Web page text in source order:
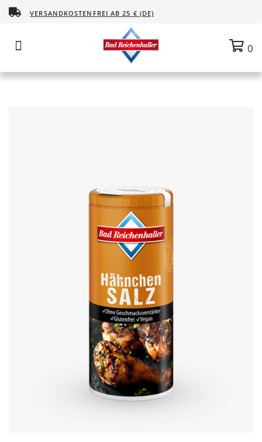
VERSANDKOSTENFREI AB 25 € (DE)